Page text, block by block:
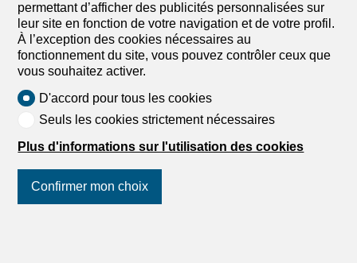
Découvrez des biens similaires
permettant d’afficher des publicités personnalisées sur
leur site en fonction de votre navigation et de votre profil.
À l’exception des cookies nécessaires au
fonctionnement du site, vous pouvez contrôler ceux que
vous souhaitez activer.
D'accord pour tous les cookies
Seuls les cookies strictement nécessaires
Plus d'informations sur l'utilisation des cookies
Confirmer mon choix